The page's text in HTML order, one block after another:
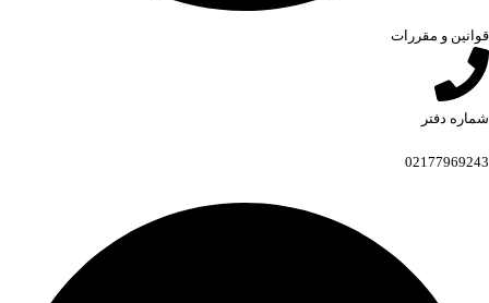
قوانین و مقررات
شماره دفتر
02177969243